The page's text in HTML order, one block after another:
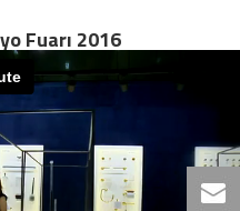
Fuarı 2016